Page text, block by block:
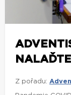
Z pořadu: